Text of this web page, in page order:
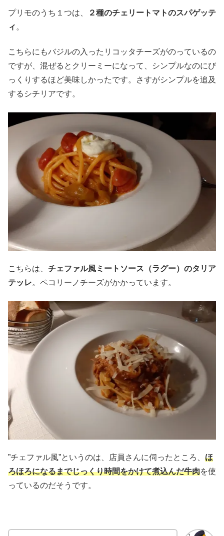
プリモのうち１つは、
２種のチェリートマトのスパゲッテ
ィ 。
こちらにもバジルの入ったリコッタチーズがのっているの
ですが、混ぜるとクリーミーになって、シンプルなのにび
っくりするほど美味しかったです。さすがシンプルを追及
するシチリアです。
こちらは、 チェファル風ミートソース（ラグー）のタリア
テッレ。ペコリーノチーズがかかっています。
”チェファル風”というのは、店員さんに伺ったところ、 ほ
ろほろになるまでじっくり時間をかけて煮込んだ牛肉を使
っているのだそうです。